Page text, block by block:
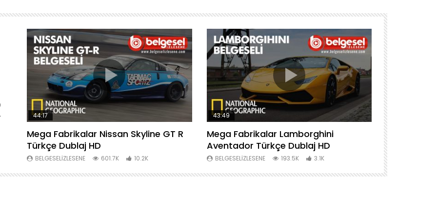
44:17
Mega Fabrikalar Nissan Skyline GT R
Türkçe Dublaj HD
BELGESELIZLESENE 601.7K 10.2K
43:49
Mega Fabrikalar Lamborghini
Aventador Türkçe Dublaj HD
BELGESELIZLESENE 193.5K 3.1K
Mega
Dublaj HD